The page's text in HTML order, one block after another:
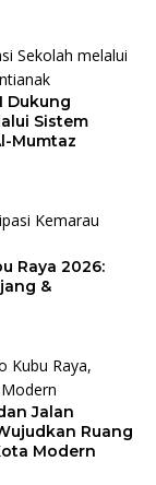
Dukung
Sistem
Mumtaz
Raya 2026:
&
Jalan
Ruang
Modern